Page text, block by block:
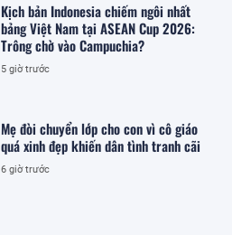
Kịch bản Indonesia chiếm ngôi nhất
bảng Việt Nam tại ASEAN Cup 2026:
Trông chờ vào Campuchia?
5 giờ trước
Mẹ đòi chuyển lớp cho con vì cô giáo
quá xinh đẹp khiến dân tình tranh cãi
6 giờ trước